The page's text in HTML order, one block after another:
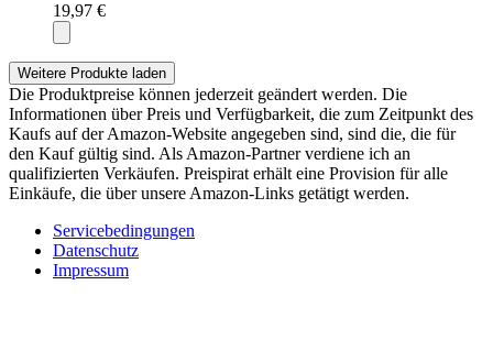
19,97 €
Weitere Produkte laden
Die Produktpreise können jederzeit geändert werden. Die
Informationen über Preis und Verfügbarkeit, die zum Zeitpunkt des
Kaufs auf der Amazon-Website angegeben sind, sind die, die für
den Kauf gültig sind. Als Amazon-Partner verdiene ich an
qualifizierten Verkäufen. Preispirat erhält eine Provision für alle
Einkäufe, die über unsere Amazon-Links getätigt werden.
Servicebedingungen
Datenschutz
Impressum